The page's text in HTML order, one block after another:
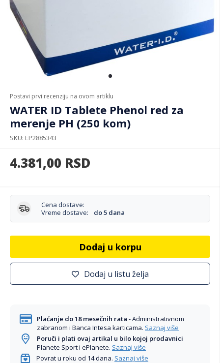
Postavi prvi recenziju na ovom artiklu
WATER ID Tablete Phenol red za
merenje PH (250 kom)
SKU EP2885343
4.381,00 RSD
Cena dostave:
Vreme dostave:
do 5 dana
Dodaj u korpu
Dodaj u listu želja
Plaćanje do 18 mesečnih rata - Administrativnom
zabranom i Banca Intesa karticama. Saznaj više
Poruči i plati ovaj artikal u bilo kojoj prodavnici
Planete Sport i ePlanete. Saznaj više
Povrat u roku od 14 dana. Saznaj više